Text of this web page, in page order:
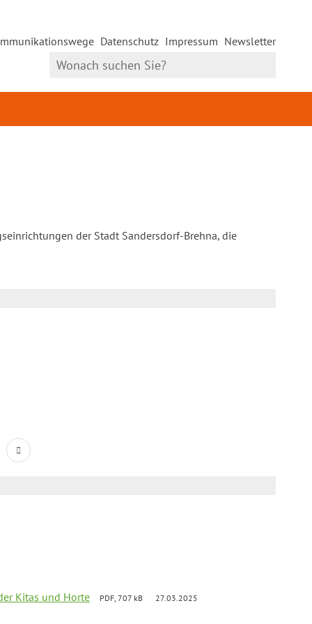
Datenschutz Impressum Newsletter
der Stadt Sandersdorf-Brehna, die
Kitas und Horte PDF, 707 kB 27.03.2025